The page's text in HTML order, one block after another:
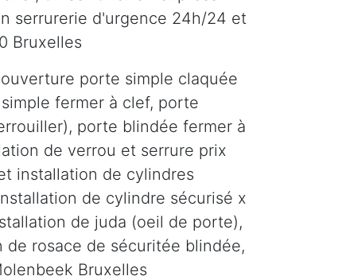
serrurerie d'urgence 24h/24 et
Bruxelles
porte simple claquée
fermer à clef, porte
porte blindée fermer à
de verrou et serrure prix
installation de cylindres
de cylindre sécurisé x
de juda (oeil de porte),
rosace de sécuritée blindée,
Bruxelles